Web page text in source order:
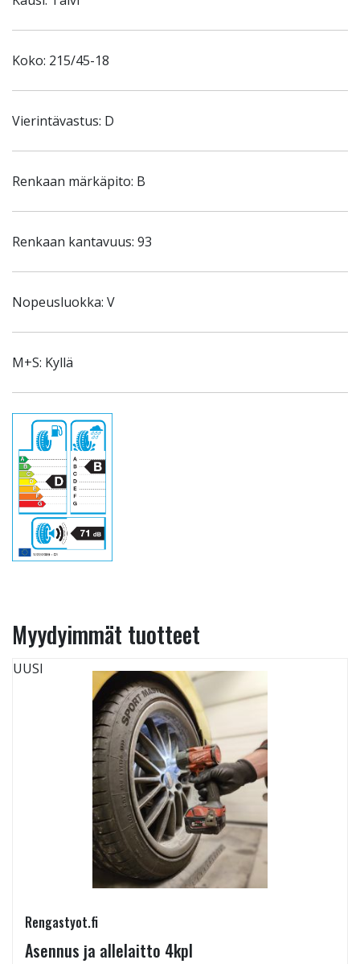
Koko: 215/45-18
Vierintävastus: D
Renkaan märkäpito: B
Renkaan kantavuus: 93
Nopeusluokka: V
M+S: Kyllä
Myydyimmät tuotteet
UUSI
Rengastyot.fi
Asennus ja allelaitto 4kpl